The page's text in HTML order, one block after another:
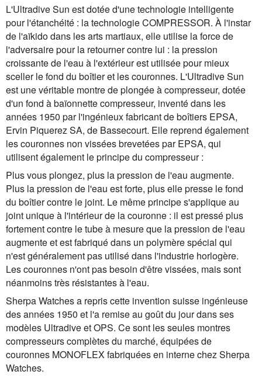
L'Ultradive Sun est dotée d'une technologie intelligente
pour l'étanchéité : la technologie COMPRESSOR. À l'instar
de l'aïkido dans les arts martiaux, elle utilise la force de
l'adversaire pour la retourner contre lui : la pression
croissante de l'eau à l'extérieur est utilisée pour mieux
sceller le fond du boîtier et les couronnes. L'Ultradive Sun
est une véritable montre de plongée à compresseur, dotée
d'un fond à baïonnette compresseur, inventé dans les
années 1950 par l'ingénieux fabricant de boîtiers EPSA,
Ervin Piquerez SA, de Bassecourt. Elle reprend également
les couronnes non vissées brevetées par EPSA, qui
utilisent également le principe du compresseur :
Plus vous plongez, plus la pression de l'eau augmente.
Plus la pression de l'eau est forte, plus elle presse le fond
du boîtier contre le joint. Le même principe s'applique au
joint unique à l'intérieur de la couronne : il est pressé plus
fortement contre le tube à mesure que la pression de l'eau
augmente et est fabriqué dans un polymère spécial qui
n'est généralement pas utilisé dans l'industrie horlogère.
Les couronnes n'ont pas besoin d'être vissées, mais sont
néanmoins très résistantes à l'eau.
Sherpa Watches a repris cette invention suisse ingénieuse
des années 1950 et l'a remise au goût du jour dans ses
modèles Ultradive et OPS. Ce sont les seules montres
compresseurs complètes du marché, équipées de
couronnes MONOFLEX fabriquées en interne chez Sherpa
Watches.